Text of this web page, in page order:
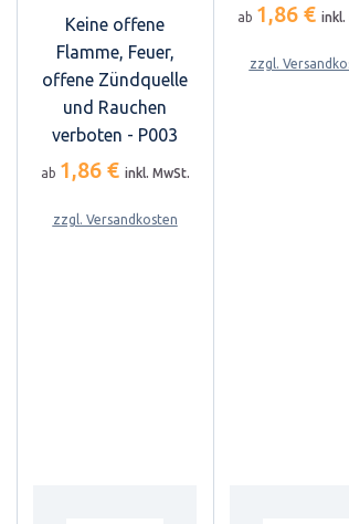
Keine offene
Flamme, Feuer,
offene Zündquelle
und Rauchen
verboten - P003
ab 1,86 € inkl. MwSt.
zzgl. Versandkosten
ab 1,86 € inkl.
zzgl.